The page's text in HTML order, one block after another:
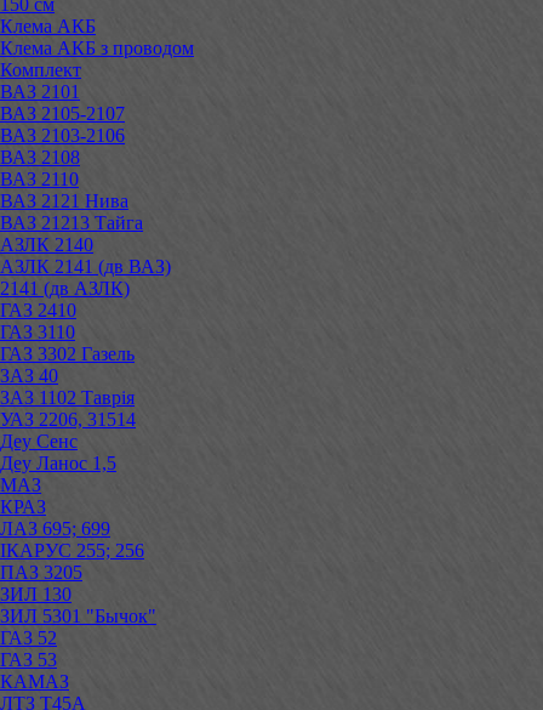
Клема АКБ
Клема АКБ з проводом
Комплект
ВАЗ 2101
ВАЗ 2105-2107
ВАЗ 2103-2106
ВАЗ 2108
ВАЗ 2110
ВАЗ 2121 Нива
ВАЗ 21213 Тайга
АЗЛК 2140
АЗЛК 2141 (дв ВАЗ)
2141 (дв АЗЛК)
ГАЗ 2410
ГАЗ 3110
ГАЗ 3302 Газель
ЗАЗ 40
ЗАЗ 1102 Таврія
УАЗ 2206, 31514
Деу Сенс
Деу Ланос 1,5
МАЗ
КРАЗ
ЛАЗ 695; 699
ІКАРУС 255; 256
ПАЗ 3205
ЗИЛ 130
ЗИЛ 5301 "Бычок"
ГАЗ 52
ГАЗ 53
КАМАЗ
ЛТЗ Т45А